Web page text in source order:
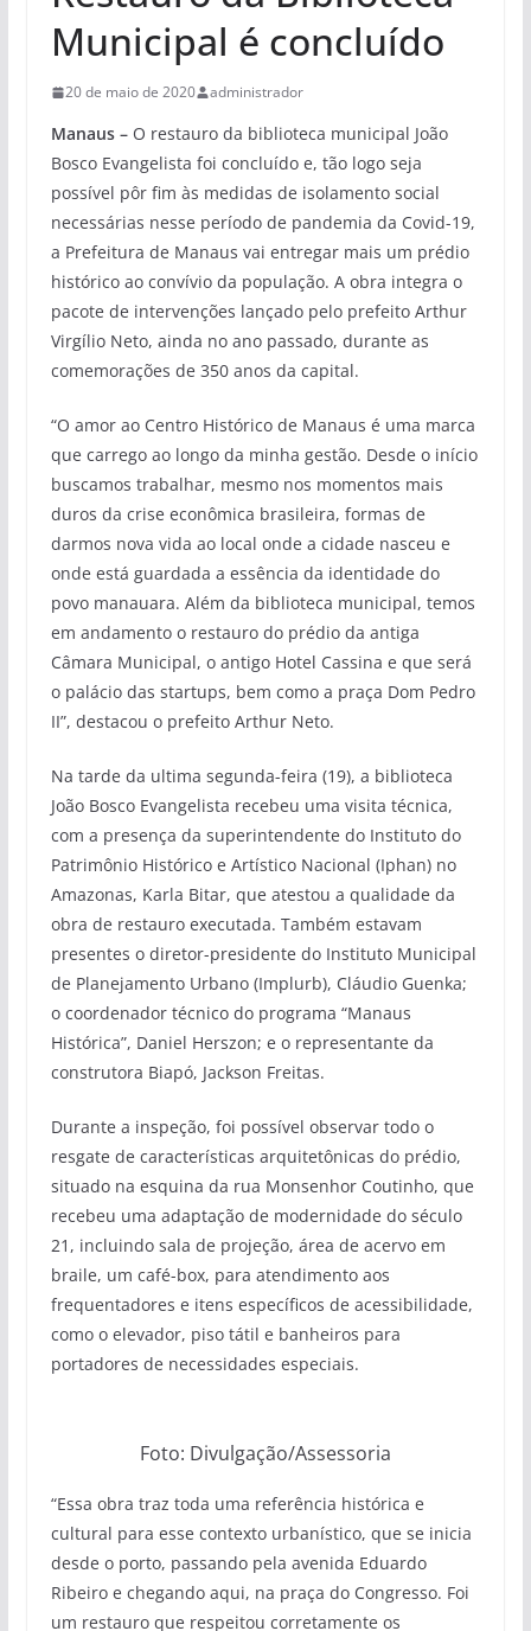
Municipal é concluído
20 de maio de 2020 administrador
Manaus – O restauro da biblioteca municipal João
Bosco Evangelista foi concluído e, tão logo seja
possível pôr fim às medidas de isolamento social
necessárias nesse período de pandemia da Covid-19,
a Prefeitura de Manaus vai entregar mais um prédio
histórico ao convívio da população. A obra integra o
pacote de intervenções lançado pelo prefeito Arthur
Virgílio Neto, ainda no ano passado, durante as
comemorações de 350 anos da capital.
“O amor ao Centro Histórico de Manaus é uma marca
que carrego ao longo da minha gestão. Desde o início
buscamos trabalhar, mesmo nos momentos mais
duros da crise econômica brasileira, formas de
darmos nova vida ao local onde a cidade nasceu e
onde está guardada a essência da identidade do
povo manauara. Além da biblioteca municipal, temos
em andamento o restauro do prédio da antiga
Câmara Municipal, o antigo Hotel Cassina e que será
o palácio das startups, bem como a praça Dom Pedro
II”, destacou o prefeito Arthur Neto.
Na tarde da ultima segunda-feira (19), a biblioteca
João Bosco Evangelista recebeu uma visita técnica,
com a presença da superintendente do Instituto do
Patrimônio Histórico e Artístico Nacional (Iphan) no
Amazonas, Karla Bitar, que atestou a qualidade da
obra de restauro executada. Também estavam
presentes o diretor-presidente do Instituto Municipal
de Planejamento Urbano (Implurb), Cláudio Guenka;
o coordenador técnico do programa “Manaus
Histórica”, Daniel Herszon; e o representante da
construtora Biapó, Jackson Freitas.
Durante a inspeção, foi possível observar todo o
resgate de características arquitetônicas do prédio,
situado na esquina da rua Monsenhor Coutinho, que
recebeu uma adaptação de modernidade do século
21, incluindo sala de projeção, área de acervo em
braile, um café-box, para atendimento aos
frequentadores e itens específicos de acessibilidade,
como o elevador, piso tátil e banheiros para
portadores de necessidades especiais.
Foto: Divulgação/Assessoria
“Essa obra traz toda uma referência histórica e
cultural para esse contexto urbanístico, que se inicia
desde o porto, passando pela avenida Eduardo
Ribeiro e chegando aqui, na praça do Congresso. Foi
um restauro que respeitou corretamente os